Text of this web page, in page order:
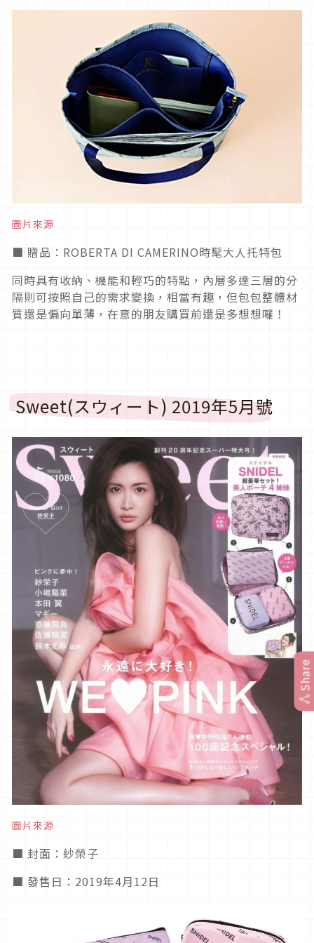
圖片來源
■ 贈品：ROBERTA DI CAMERINO時髦大人托特包
同時具有收納、機能和輕巧的特點，內層多達三層的分
隔則可按照自己的需求變換，相當有趣，但包包整體材
質還是偏向單薄，在意的朋友購買前還是多想想囉！
Sweet(スウィート) 2019年5月號
圖片來源
■ 封面：紗榮子
■ 發售日：2019年4月12日
Share